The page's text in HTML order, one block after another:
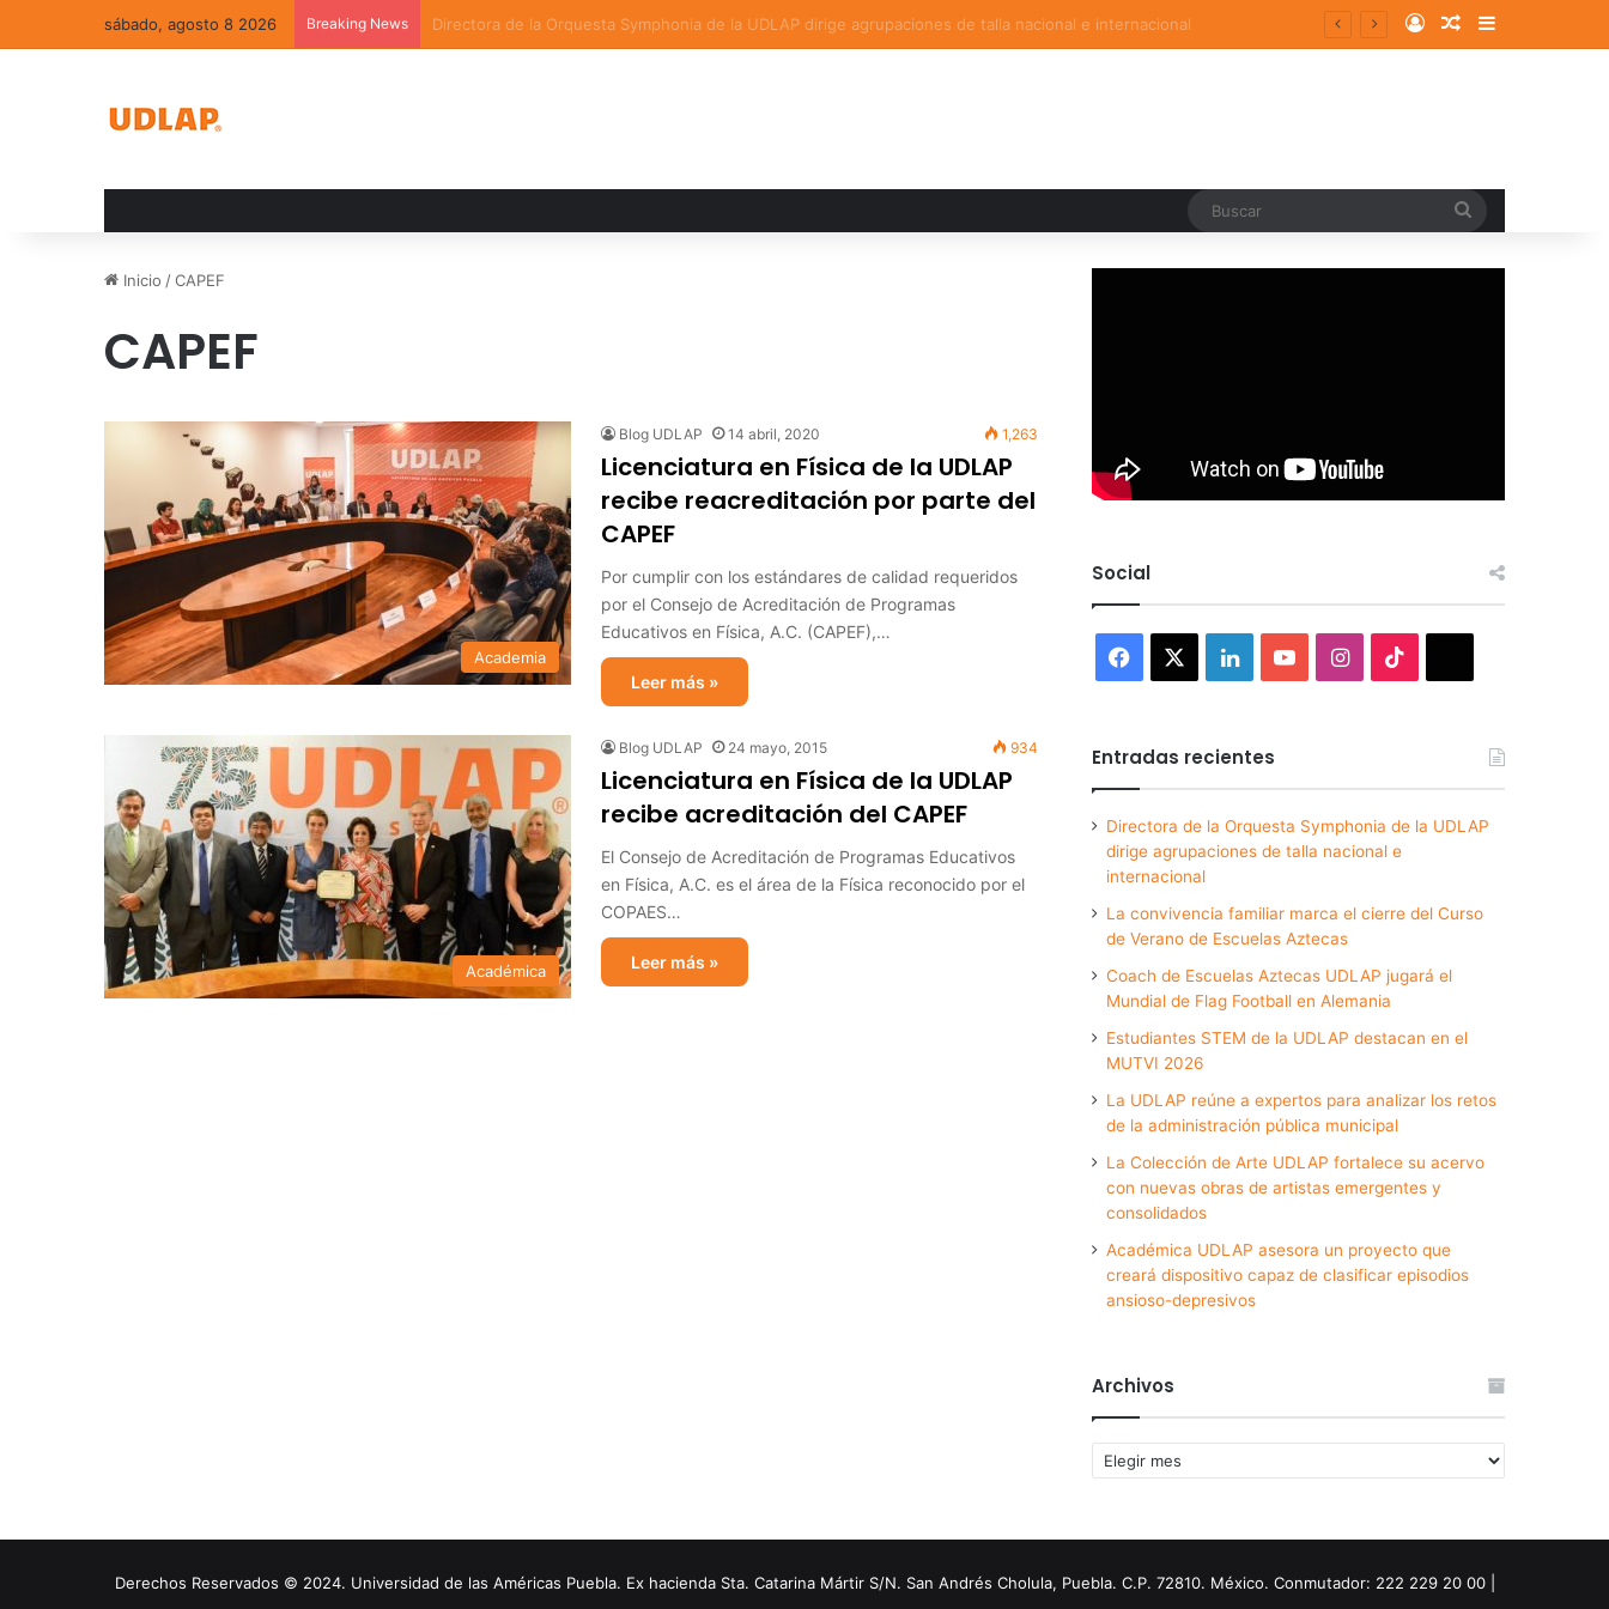
sábado, agosto 8 2026 Breaking News La convivencia familiar marca el cierre del Curso de Verano de Escuelas Aztecas Log InRandom Article
Sidebar
Inicio /CAPEF
CAPEF
Academia
Blog UDLAP 14 abril, 2020 1,263
Licenciatura en Física de la UDLAP
recibe reacreditación por parte del
CAPEF
Por cumplir con los estándares de calidad requeridos
por el Consejo de Acreditación de Programas
Educativos en Física, A.C. (CAPEF),…
Leer más »
Académica
Blog UDLAP 24 mayo, 2015 934
Licenciatura en Física de la UDLAP
recibe acreditación del CAPEF
El Consejo de Acreditación de Programas Educativos
en Física, A.C. es el área de la Física reconocido por el
COPAES…
Leer más »
Social
Facebook LinkedInYouTubeInstagram
Entradas recientes
Directora de la Orquesta Symphonia de la UDLAP
dirige agrupaciones de talla nacional e
internacional
La convivencia familiar marca el cierre del Curso
de Verano de Escuelas Aztecas
Coach de Escuelas Aztecas UDLAP jugará el
Mundial de Flag Football en Alemania
Estudiantes STEM de la UDLAP destacan en el
MUTVI 2026
La UDLAP reúne a expertos para analizar los retos
de la administración pública municipal
La Colección de Arte UDLAP fortalece su acervo
con nuevas obras de artistas emergentes y
consolidados
Académica UDLAP asesora un proyecto que
creará dispositivo capaz de clasificar episodios
ansioso-depresivos
Archivos
Archivos
Derechos Reservados © 2024. Universidad de las Américas Puebla. Ex hacienda Sta. Catarina Mártir S/N. San Andrés Cholula, Puebla. C.P. 72810. México. Conmutador: 222 229 20 00 |